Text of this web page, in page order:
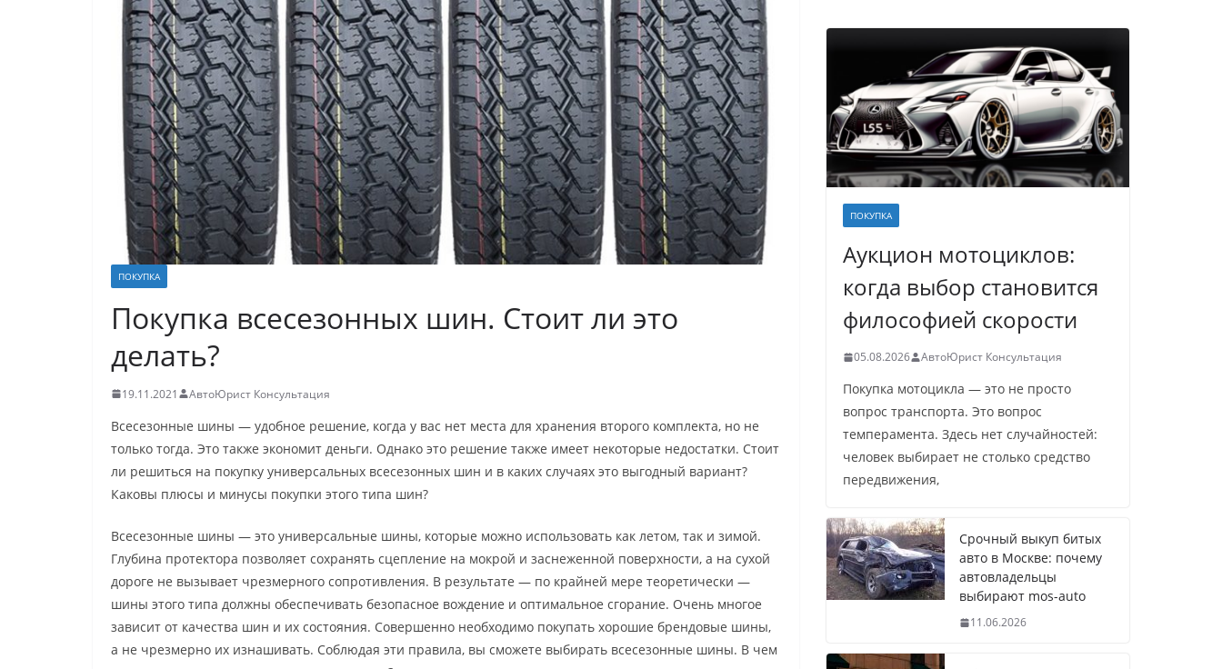
ПОКУПКА
Покупка всесезонных шин. Стоит ли это
делать?
19.11.2021 АвтоЮрист Консультация
Всесезонные шины — удобное решение, когда у вас нет места для хранения второго комплекта, но не
только тогда. Это также экономит деньги. Однако это решение также имеет некоторые недостатки. Стоит
ли решиться на покупку универсальных всесезонных шин и в каких случаях это выгодный вариант?
Каковы плюсы и минусы покупки этого типа шин?
Всесезонные шины — это универсальные шины, которые можно использовать как летом, так и зимой.
Глубина протектора позволяет сохранять сцепление на мокрой и заснеженной поверхности, а на сухой
дороге не вызывает чрезмерного сопротивления. В результате — по крайней мере теоретически —
шины этого типа должны обеспечивать безопасное вождение и оптимальное сгорание. Очень многое
зависит от качества шин и их состояния. Совершенно необходимо покупать хорошие брендовые шины,
а не чрезмерно их изнашивать. Соблюдая эти правила, вы сможете выбирать всесезонные шины. В чем
ПОКУПКА
Аукцион мотоциклов:
когда выбор становится
философией скорости
05.08.2026 АвтоЮрист Консультация
Покупка мотоцикла — это не просто
вопрос транспорта. Это вопрос
темперамента. Здесь нет случайностей:
человек выбирает не столько средство
передвижения,
Срочный выкуп битых
авто в Москве: почему
автовладельцы
выбирают mos-auto
11.06.2026